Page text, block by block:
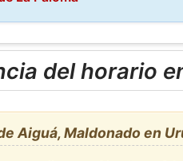
del horario
Aiguá, Maldonado en